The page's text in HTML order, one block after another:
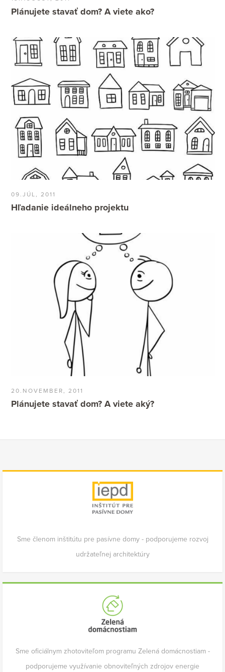
Plánujete stavať dom? A viete ako?
09.JÚL, 2011
Hľadanie ideálneho projektu
20.NOVEMBER, 2011
Plánujete stavať dom? A viete aký?
Sme členom inštitútu pre pasívne domy - podporujeme rozvoj
udržateľnej architektúry
Sme oficiálnym zhotoviteľom programu Zelená domácnostiam -
podporujeme využívanie obnoviteľných zdrojov energie